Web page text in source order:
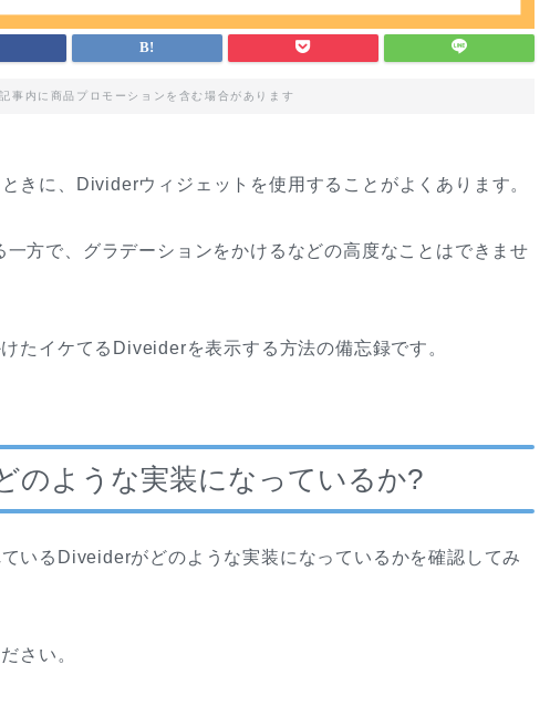
記事内に商品プロモーションを含む場合があります
きに、Dividerウィジェットを使用することがよくあります。
方で、グラデーションをかけるなどの高度なことはできませ
たイケてるDiveiderを表示する方法の備忘録です。
のような実装になっているか?
いるDiveiderがどのような実装になっているかを確認してみ
さい。